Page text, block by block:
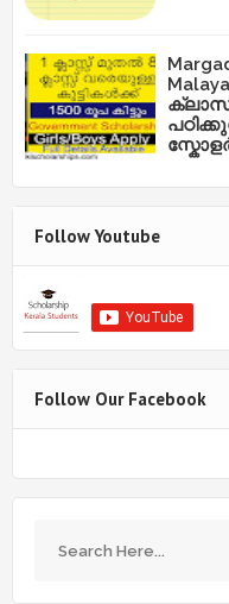
Follow Youtube
Follow Our Facebook